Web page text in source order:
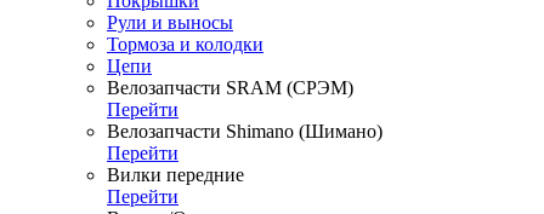
Рули и выносы
Тормоза и колодки
Цепи
Велозапчасти SRAM (СРЭМ)
Перейти
Велозапчасти Shimano (Шимано)
Перейти
Вилки передние
Перейти